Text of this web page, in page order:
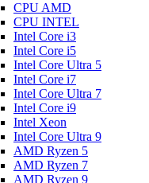
CPU AMD
CPU INTEL
Intel Core i3
Intel Core i5
Intel Core Ultra 5
Intel Core i7
Intel Core Ultra 7
Intel Core i9
Intel Xeon
Intel Core Ultra 9
AMD Ryzen 5
AMD Ryzen 7
AMD Ryzen 9